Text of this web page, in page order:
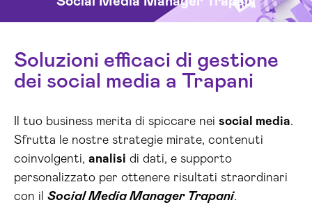
Soluzioni efficaci di gestione
dei social media a Trapani
Il tuo business merita di spiccare nei social media.
Sfrutta le nostre strategie mirate, contenuti
coinvolgenti, analisi di dati, e supporto
personalizzato per ottenere risultati straordinari
con il Social Media Manager Trapani.